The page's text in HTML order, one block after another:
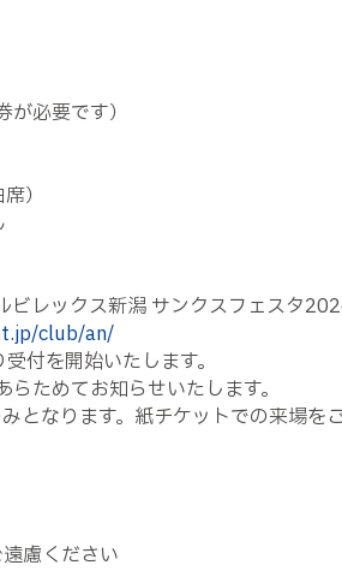
必要です）
）
ビレックス新潟 サンクスフェスタ
club/an/
付を開始いたします。
ためてお知らせいたします。
となります。紙チケットでの来場
慮ください